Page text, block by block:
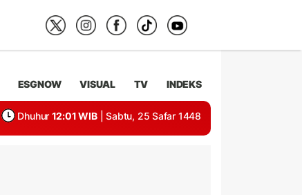
ESGNOW VISUAL TV INDEKS
Dhuhur 12:01 WIB | Sabtu, 25 Safar 1448